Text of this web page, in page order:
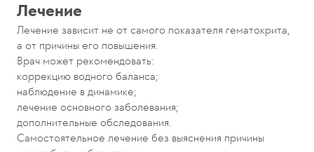
Лечение
Лечение зависит не от самого показателя гематокрита,
а от причины его повышения.
Врач может рекомендовать:
коррекцию водного баланса;
наблюдение в динамике;
лечение основного заболевания;
дополнительные обследования.
Самостоятельное лечение без выяснения причины